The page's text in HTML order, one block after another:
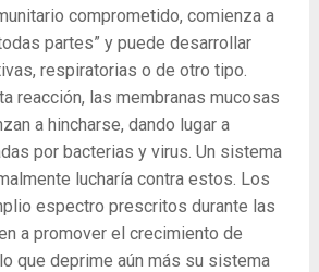
comprometido, comienza a
partes” y puede desarrollar
respiratorias o de otro tipo.
reacción, las membranas mucosas
a hincharse, dando lugar a
por bacterias y virus. Un sistema
lucharía contra estos. Los
espectro prescritos durante las
a promover el crecimiento de
que deprime aún más su sistema